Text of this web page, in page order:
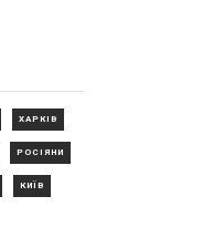
ХАРКІВ
РОСІЯНИ
КИЇВ